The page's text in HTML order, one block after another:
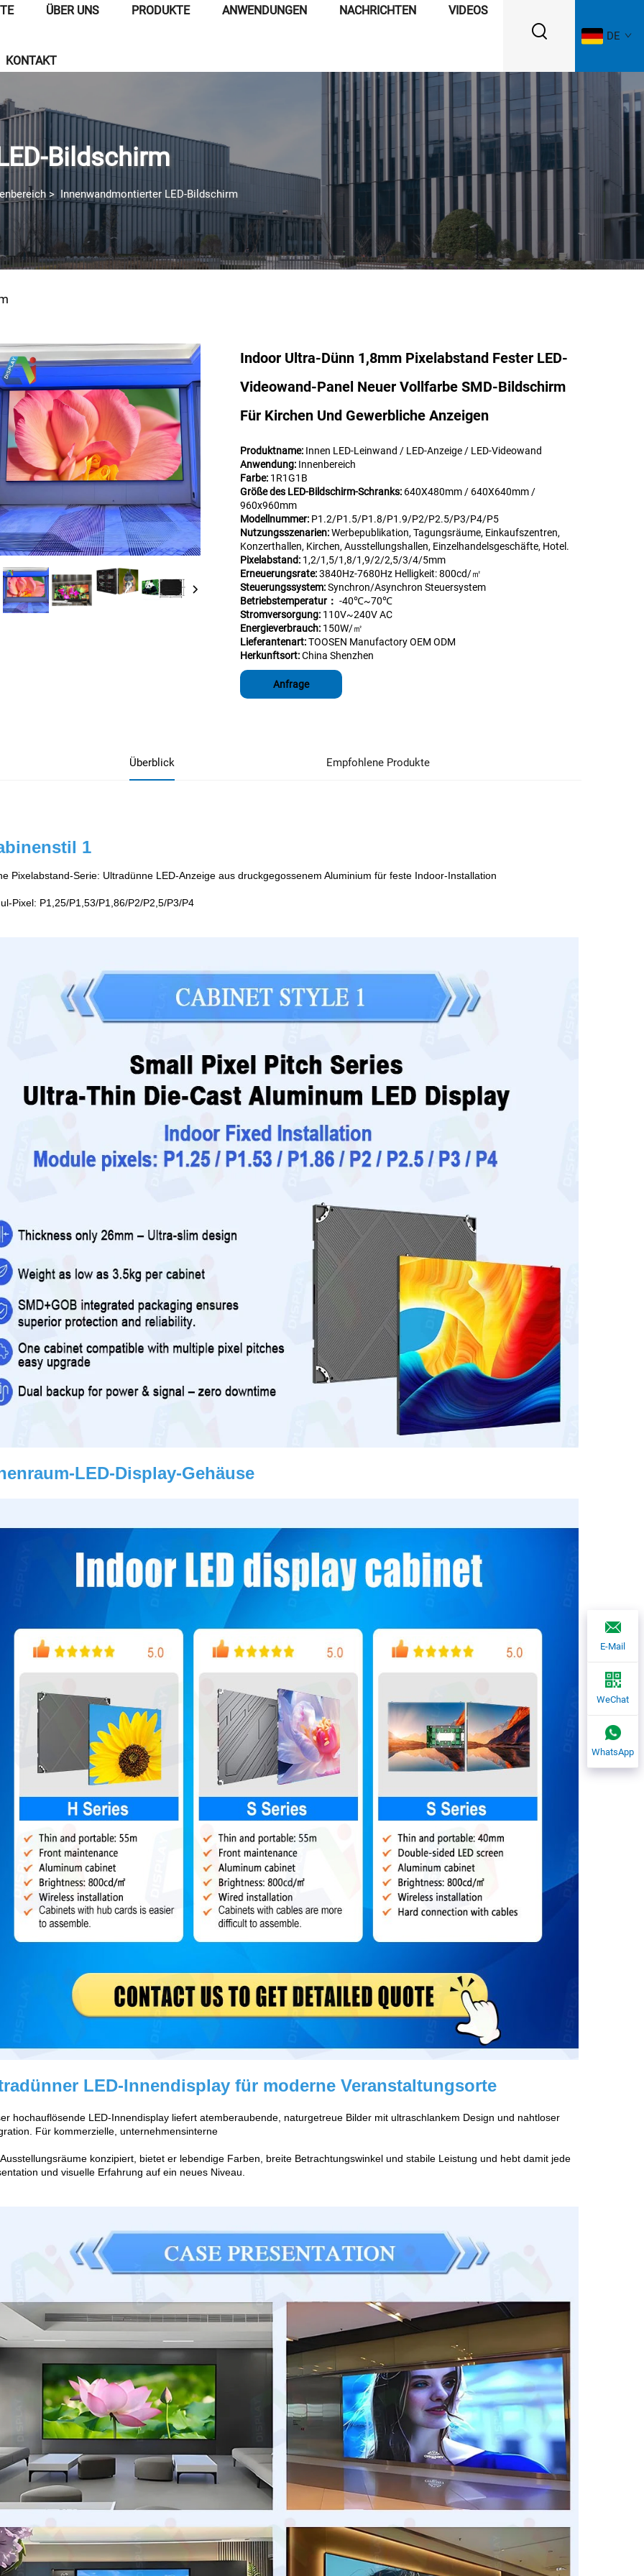
ÜBER UNS PRODUKTE ANWENDUNGEN NACHRICHTEN VIDEOS
KONTAKT
DE
Bildschirm
> Innenwandmontierter LED-Bildschirm
Indoor Ultra-Dünn 1,8mm Pixelabstand Fester LED-
Videowand-Panel Neuer Vollfarbe SMD-Bildschirm
Für Kirchen Und Gewerbliche Anzeigen
Produktname: Innen LED-Leinwand / LED-Anzeige / LED-Videowand
Anwendung: Innenbereich
Farbe: 1R1G1B
Größe des LED-Bildschirm-Schranks: 640X480mm / 640X640mm /
960x960mm
Modellnummer: P1.2/P1.5/P1.8/P1.9/P2/P2.5/P3/P4/P5
Nutzungsszenarien:Werbepublikation, Tagungsräume, Einkaufszentren,
Konzerthallen, Kirchen, Ausstellungshallen, Einzelhandelsgeschäfte, Hotel.
Pixelabstand: 1,2/1,5/1,8/1,9/2/2,5/3/4/5mm
Erneuerungsrate:3840Hz-7680Hz Helligkeit: 800cd/㎡
Steuerungssystem:Synchron/Asynchron Steuersystem
Betriebstemperatur： -40℃~70℃
Stromversorgung: 110V~240V AC
Energieverbrauch: 150W/㎡
Lieferantenart:TOOSEN Manufactory OEM ODM
Herkunftsort:China Shenzhen
Anfrage
Überblick Empfohlene Produkte
1
Pixelabstand-Serie: Ultradünne LED-Anzeige aus druckgegossenem Aluminium für feste Indoor-Installation
Pixel: P1,25/P1,53/P1,86/P2/P2,5/P3/P4
LED-Display-Gehäuse
LED-Innendisplay für moderne Veranstaltungsorte
hochauflösende LED-Innendisplay liefert atemberaubende, naturgetreue Bilder mit ultraschlankem Design und nahtloser
Für kommerzielle, unternehmensinterne
konzipiert, bietet er lebendige Farben, breite Betrachtungswinkel und stabile Leistung und hebt damit jede
und visuelle Erfahrung auf ein neues Niveau.
E-Mail
WeChat
WhatsApp